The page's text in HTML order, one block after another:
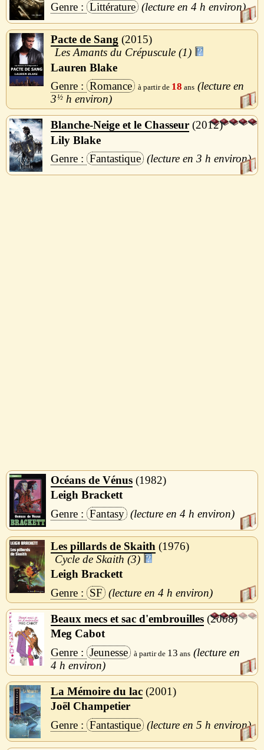
Littérature 4 h
Pacte de Sang
2015
Les Amants du Crépuscule (1)
Lauren Blake
Romance
18
3½ h
Blanche-Neige et le Chasseur 2012
Lily Blake
Fantastique
3 h
Océans de Vénus 1982
Leigh Brackett
Fantasy
4 h
Les pillards de Skaith
1976
Cycle de Skaith (3)
Leigh Brackett
SF
4 h
Beaux mecs et sac d'embrouilles 2008
Meg Cabot
Jeunesse
13
4 h
La Mémoire du lac 2001
Joël Champetier
Fantastique
5 h